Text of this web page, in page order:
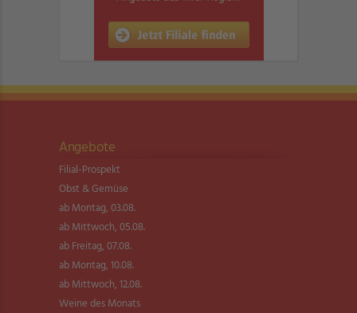
Angebote
Filial-Prospekt
Obst & Gemüse
ab Montag, 03.08.
ab Mittwoch, 05.08.
ab Freitag, 07.08.
ab Montag, 10.08.
ab Mittwoch, 12.08.
Weine des Monats